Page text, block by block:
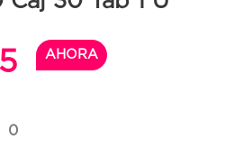
AHORA
0